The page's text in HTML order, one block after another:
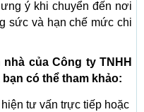
ý khi chuyển đến nơi
sức và hạn chế mức chi
nhà của Công ty TNHH
có thể tham khảo:
tư vấn trực tiếp hoặc